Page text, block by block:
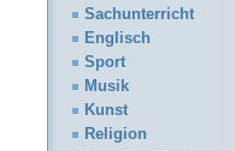
Sachunterricht
Englisch
Sport
Musik
Kunst
Religion